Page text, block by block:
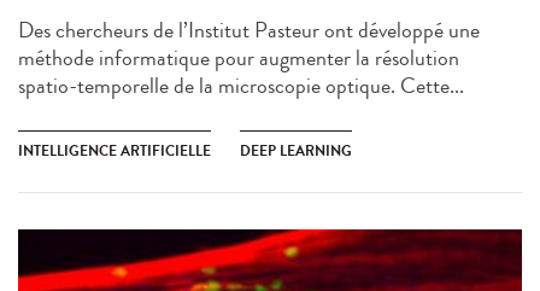
Des chercheurs de l’Institut Pasteur ont développé une
méthode informatique pour augmenter la résolution
spatio-temporelle de la microscopie optique. Cette...
INTELLIGENCE ARTIFICIELLE DEEP LEARNING